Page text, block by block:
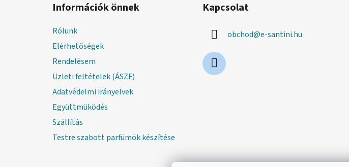
Információk önnek
Rólunk
Elérhetőségek
Rendelésem
Üzleti feltételek (ÁSZF)
Adatvédelmi irányelvek
Együttmüködés
Szállítás
Testre szabott parfümök készítése
Kapcsolat
obchod@e-santini.hu